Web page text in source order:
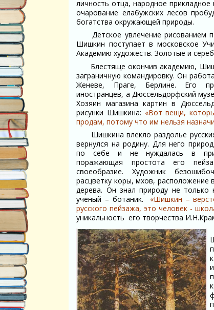
личность отца, народное
очарование елабужских лесов
богатства окружающей природы.
Детское увлечение рисованием
Шишкин поступает в московское
Академию художеств. Золотые и
Блестяще окончив академию,
заграничную командировку. Он
Женеве, Праге, Берлине. Его
иностранцев, а Дюссельдорфский
Хозяин магазина картин в
рисунки Шишкина: «Вот вещи,
продам, потому что им нельзя
Шишкина влекло раздолье
вернулся на родину. Для него
по себе и не нуждалась в
поражающая простота его
своеобразие. Художник
расцветку коры, мхов, расположение
дерева. Он знал природу не только
учёный – ботаник. «Шишкин –
русского пейзажа, это человек -
уникальность его творчества